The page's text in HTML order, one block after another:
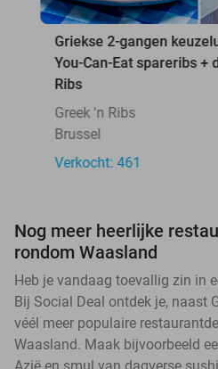
Griekse 2-gangen
You-Can-Eat spareribs +
Ribs
Greek 'n Ribs
Brussel
Verkocht: 461
Nog meer heerlijke
rondom Waasland
Heb je vandaag toevallig zin in
Bij Social Deal ontdek je, naast
véél meer populaire
Waasland. Maak bijvoorbeeld